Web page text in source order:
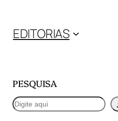
EDITORIAS
PESQUISA
P